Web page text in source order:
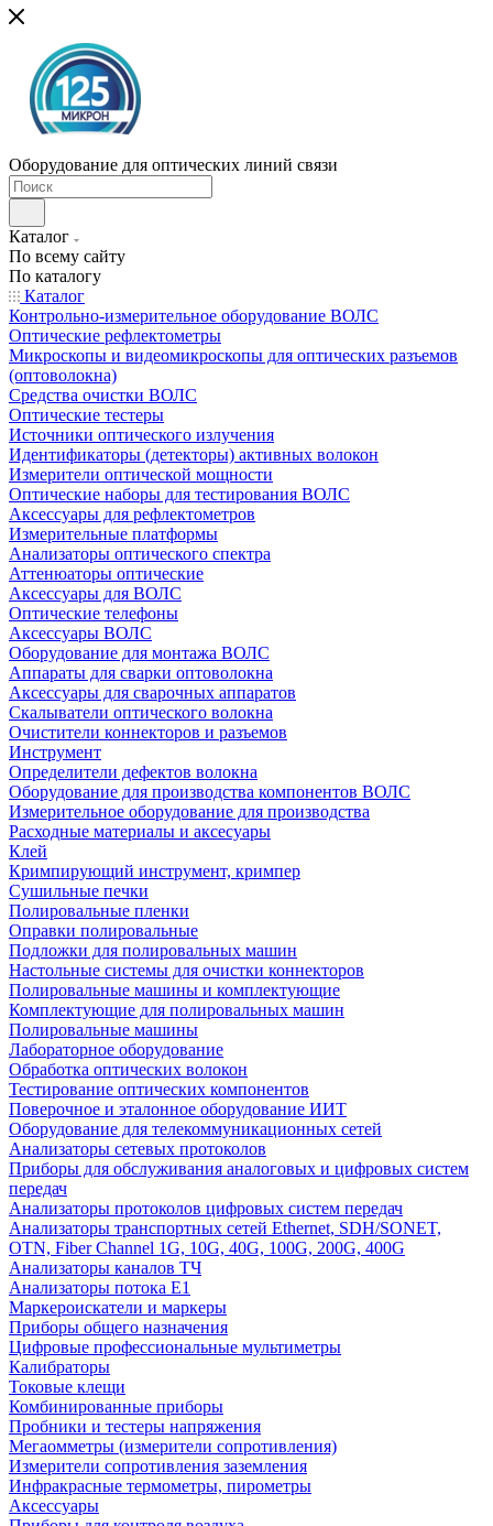
Оборудование для оптических линий связи
Каталог
По всему сайту
По каталогу
Каталог
Контрольно-измерительное оборудование ВОЛС
Оптические рефлектометры
Микроскопы и видеомикроскопы для оптических разъемов
(оптоволокна)
Средства очистки ВОЛС
Оптические тестеры
Источники оптического излучения
Идентификаторы (детекторы) активных волокон
Измерители оптической мощности
Оптические наборы для тестирования ВОЛС
Аксессуары для рефлектометров
Измерительные платформы
Анализаторы оптического спектра
Аттенюаторы оптические
Аксессуары для ВОЛС
Оптические телефоны
Аксессуары ВОЛС
Оборудование для монтажа ВОЛС
Аппараты для сварки оптоволокна
Аксессуары для сварочных аппаратов
Скалыватели оптического волокна
Очистители коннекторов и разъемов
Инструмент
Определители дефектов волокна
Оборудование для производства компонентов ВОЛС
Измерительное оборудование для производства
Расходные материалы и аксесуары
Клей
Кримпирующий инструмент, кримпер
Сушильные печки
Полировальные пленки
Оправки полировальные
Подложки для полировальных машин
Настольные системы для очистки коннекторов
Полировальные машины и комплектующие
Комплектующие для полировальных машин
Полировальные машины
Лабораторное оборудование
Обработка оптических волокон
Тестирование оптических компонентов
Поверочное и эталонное оборудование ИИТ
Оборудование для телекоммуникационных сетей
Анализаторы сетевых протоколов
Приборы для обслуживания аналоговых и цифровых систем
передач
Анализаторы протоколов цифровых систем передач
Анализаторы транспортных сетей Ethernet, SDH/SONET,
OTN, Fiber Channel 1G, 10G, 40G, 100G, 200G, 400G
Анализаторы каналов ТЧ
Анализаторы потока Е1
Маркероискатели и маркеры
Приборы общего назначения
Цифровые профессиональные мультиметры
Калибраторы
Токовые клещи
Комбинированные приборы
Пробники и тестеры напряжения
Мегаомметры (измерители сопротивления)
Измерители сопротивления заземления
Инфракрасные термометры, пирометры
Аксессуары